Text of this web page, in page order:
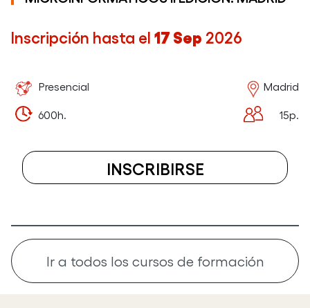
Inscripción hasta el 17 Sep 2026
Presencial Madrid
600h. 15p.
INSCRIBIRSE
A
CURSO
DE
Ir a todos los cursos de formación